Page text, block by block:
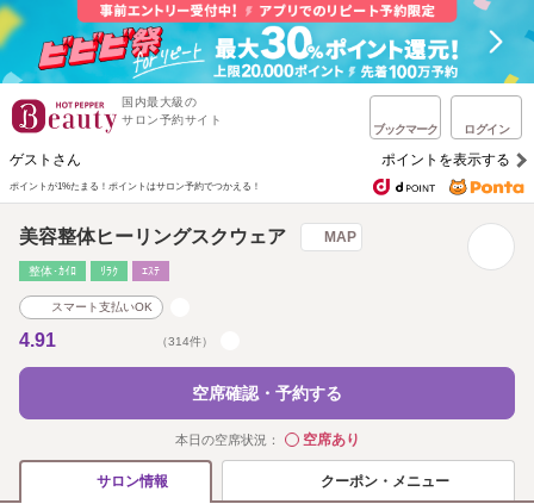
国内最大級の
サロン予約サイト
ブックマーク ログイン
ゲストさん ポイントを表示する
ポイントが1%たまる！ ポイントはサロン予約でつかえる！
美容整体ヒーリングスクウェア MAP
整体･ｶｲﾛ ﾘﾗｸ ｴｽﾃ
スマート支払いOK
4.91 （314件）
空席確認・予約する
本日の空席状況： ◯空席あり
サロン情報 クーポン・メニュー